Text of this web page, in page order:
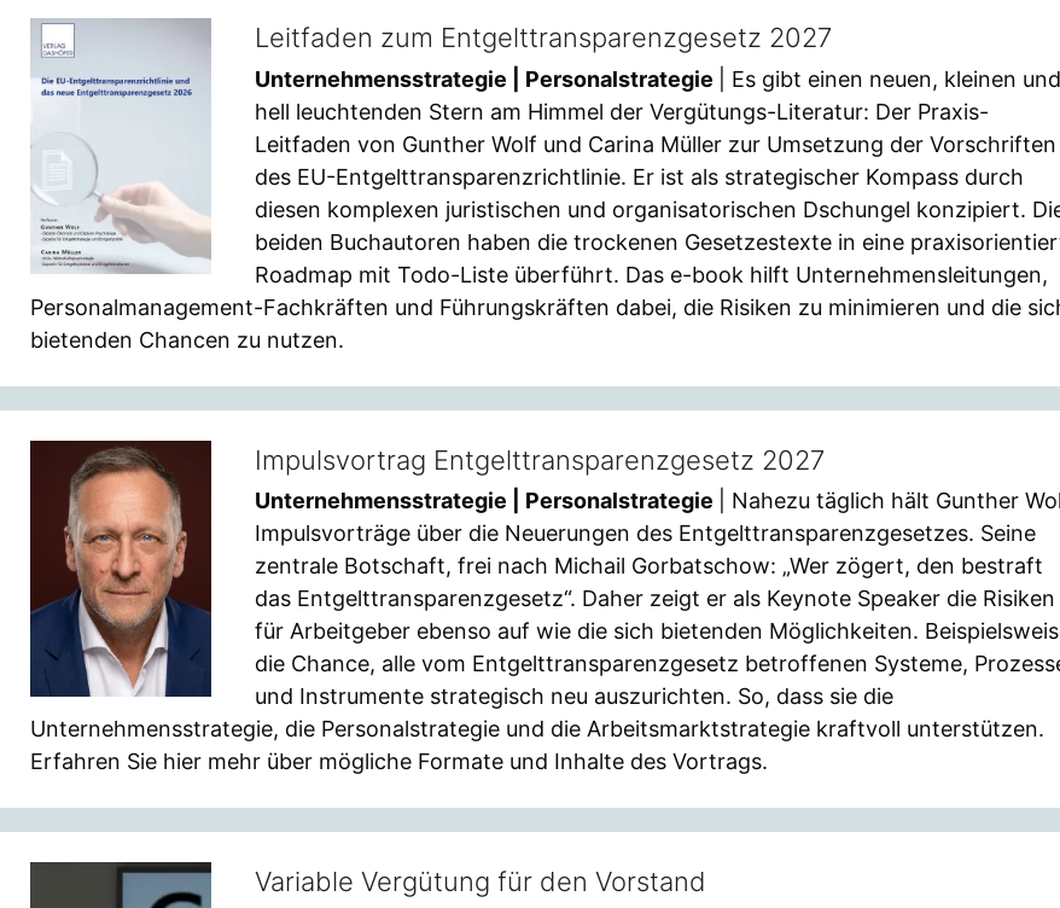
Leitfaden zum Entgelttransparenzgesetz 2027
Unternehmensstrategie | Personalstrategie
| Es gibt einen neuen, kleinen und
hell leuchtenden Stern am Himmel der Vergütungs-Literatur: Der Praxis-
Leitfaden von Gunther Wolf und Carina Müller zur Umsetzung der Vorschriften
des EU-Entgelttransparenzrichtlinie. Er ist als strategischer Kompass durch
diesen komplexen juristischen und organisatorischen Dschungel konzipiert.
beiden Buchautoren haben die trockenen Gesetzestexte in eine
Roadmap mit Todo-Liste überführt. Das e-book hilft Unternehmensleitungen,
Personalmanagement-Fachkräften und Führungskräften dabei, die Risiken zu minimieren und die
bietenden Chancen zu nutzen.
Impulsvortrag Entgelttransparenzgesetz 2027
Unternehmensstrategie | Personalstrategie
| Nahezu täglich hält Gunther
Impulsvorträge über die Neuerungen des Entgelttransparenzgesetzes. Seine
zentrale Botschaft, frei nach Michail Gorbatschow: „Wer zögert, den bestraft
das Entgelttransparenzgesetz“. Daher zeigt er als Keynote Speaker die Risiken
für Arbeitgeber ebenso auf wie die sich bietenden Möglichkeiten.
die Chance, alle vom Entgelttransparenzgesetz betroffenen Systeme,
und Instrumente strategisch neu auszurichten. So, dass sie die
Unternehmensstrategie, die Personalstrategie und die Arbeitsmarktstrategie kraftvoll unterstützen.
Erfahren Sie hier mehr über mögliche Formate und Inhalte des Vortrags.
Variable Vergütung für den Vorstand